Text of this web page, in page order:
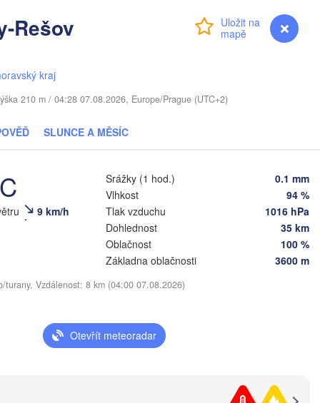
Přihlášení myVentusky Předpověď
Rešov
kraj
210 m / 04:28 07.08.2026, Europe/Prague (UTC+2)
SLUNCE A MĚSÍC
9 km/h
Srážky (1 hod.)
0.1 mm
Vlhkost
94 %
Tlak vzduchu
1016 hPa
Dohlednost
35 km
Oblačnost
100 %
Základna oblačnosti
3600 m
turany, Vzdálenost: 8 km (04:00 07.08.2026)
Otevřít meteoradar
(Kyiv)
Мінск
Гомель
(Homieĺ)
Бабруйск
Житомир
Черкаси
(Cherkasy)
Чернігів
(Chernihiv)
(Mazyr)
Магілёў
(Mahilioŭ)
Вінниця
(Vinnytsia)
Курск
(Kursk)
(Dnipro)
N